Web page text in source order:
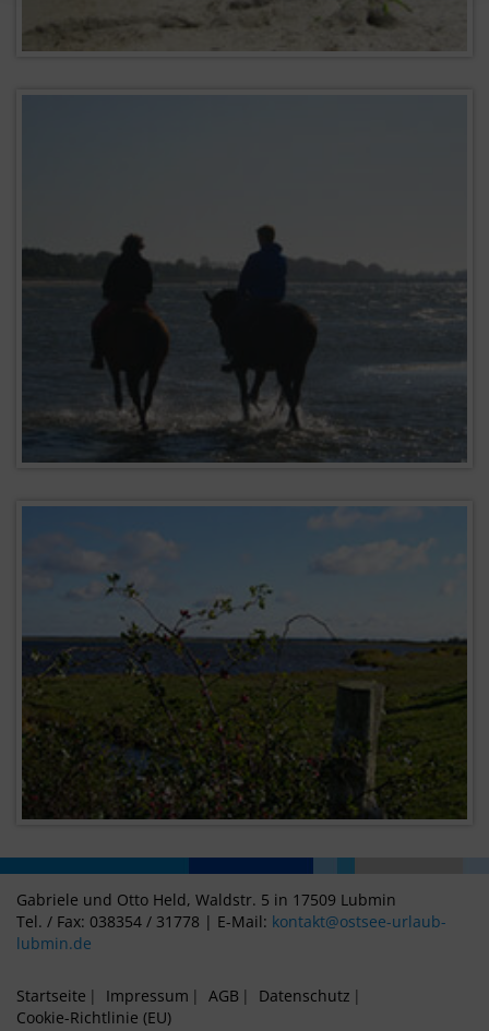
Gabriele und Otto Held, Waldstr. 5 in 17509 Lubmin
Tel. / Fax: 038354 / 31778 | E-Mail: kontakt@ostsee-urlaub-
lubmin.de
Startseite Impressum AGB
Datenschutz
Cookie-Richtlinie (EU)